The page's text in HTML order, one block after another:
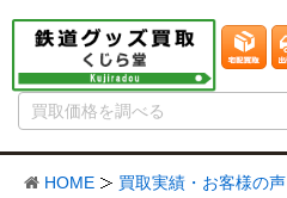
HOME
買取実績・お客様の声